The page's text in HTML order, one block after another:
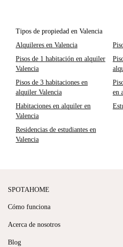
Tipos de propiedad en Valencia
Alquileres en Valencia
Pisos de 1 habitación en alquiler
Valencia
Pisos de 3 habitaciones en
alquiler Valencia
en
Habitaciones en alquiler en
Valencia
Residencias de estudiantes en
Valencia
SPOTAHOME
Cómo funciona
Acerca de nosotros
Blog